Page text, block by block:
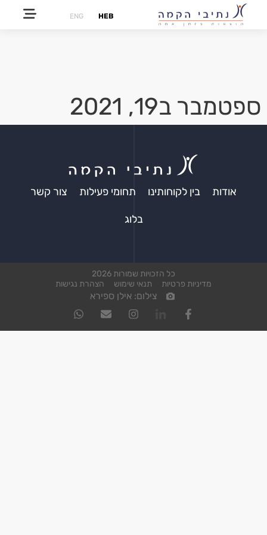
HEB
ENG
ספטמבר ב19, 2021
אודות בין לקוחותינו תחומי פעילות צור קשר
בלוג
כל הזכויות שמורות 2026
מדיניות פרטיות
תנאי שימוש הצהרת נגישות
צילום: אילן ספירא